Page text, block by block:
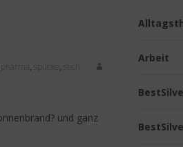
pharma , , stich
und ganz
Arbeit